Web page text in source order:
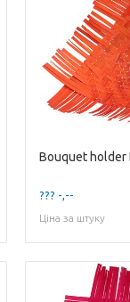
??? -,--
Ціна за штуку